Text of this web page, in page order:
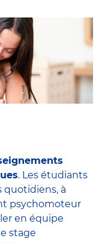
. Les étudiants
quotidiens, à
psychomoteur
en équipe
stage